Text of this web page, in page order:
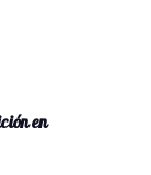
en